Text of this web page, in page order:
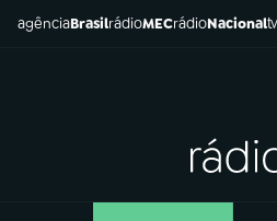
agênciaBrasilrádioMECrádioNacionaltv